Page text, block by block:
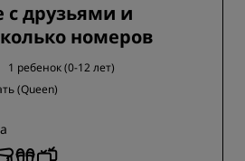
друзьями и
номеров
1 ребенок (0-12 лет)
(Queen)